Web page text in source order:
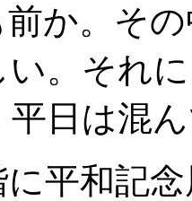
前か。そ
い。それ
平日は混
平和記